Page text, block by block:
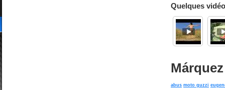
Quelques
abus moto guzzi